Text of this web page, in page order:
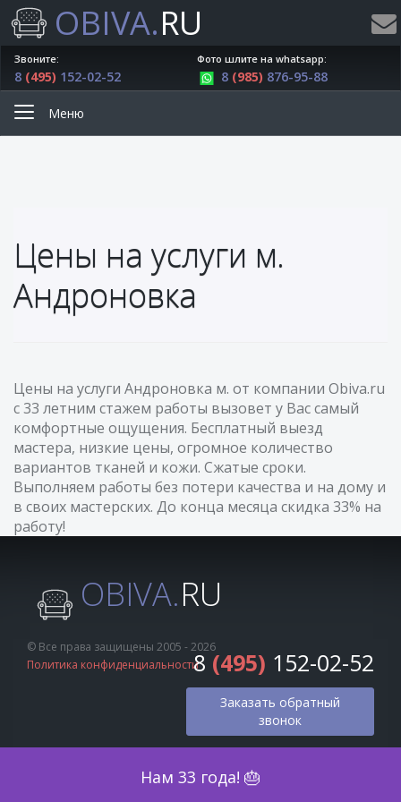
OBIVA.RU
Нам 33 года! 🎂
Звоните:
8 (495) 152-02-52
Фото шлите на whatsapp:
8 (985) 876-95-88
Меню
Цены на услуги м.
Андроновка
Цены на услуги Андроновка м. от компании Obiva.ru
с 33 летним стажем работы вызовет у Вас самый
комфортные ощущения. Бесплатный выезд
мастера, низкие цены, огромное количество
вариантов тканей и кожи. Сжатые сроки.
Выполняем работы без потери качества и на дому и
в своих мастерских. До конца месяца скидка 33% на
работу!
OBIVA.RU
© Все права защищены 2005 - 2026
Политика конфиденциальности8 (495) 152-02-52
Заказать обратный
звонок